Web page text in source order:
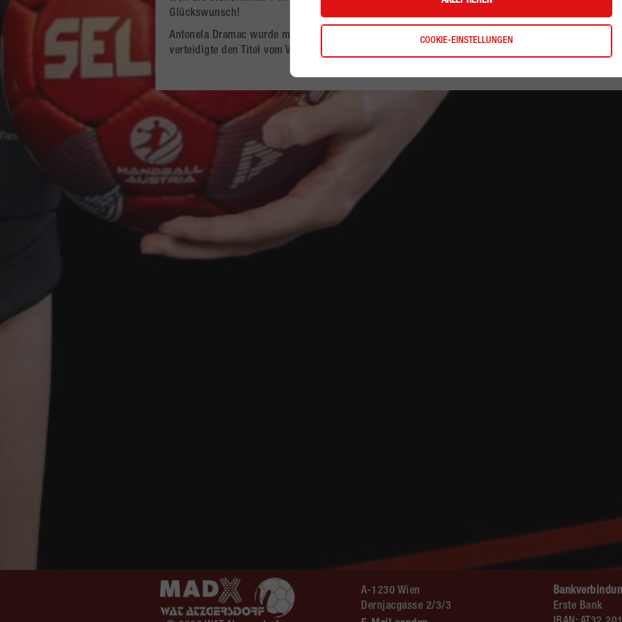
Glückswunsch!
Antonela Dramac wurde mit 25 Toren Torschützenkönigin dieses Turniers und der SSV Dornbirn
verteidigte den Titel vom Vorjahr!
A-1230 Wien
Dernjacgasse 2/3/3
Erste Bank
COOKIE-EINSTELLUNGEN